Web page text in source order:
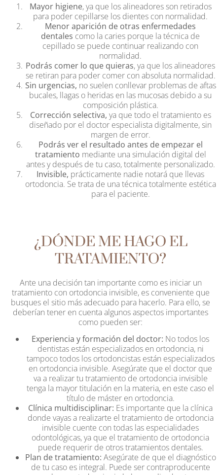
Mayor higiene, ya que los alineadores son retirados
para poder cepillarse los dientes con normalidad.
Menor aparición de otras enfermedades
dentales como la caries porque la técnica de
cepillado se puede continuar realizando con
normalidad.
Podrás comer lo que quieras, ya que los alineadores
se retiran para poder comer con absoluta normalidad.
Sin urgencias, no suelen conllevar problemas de aftas
bucales, llagas o heridas en las mucosas debido a su
composición plástica.
Corrección selectiva, ya que todo el tratamiento es
diseñado por el doctor especialista digitalmente, sin
margen de error.
Podrás ver el resultado antes de empezar el
tratamiento mediante una simulación digital del
antes y después de tu caso, totalmente personalizado.
Invisible, prácticamente nadie notará que llevas
ortodoncia. Se trata de una técnica totalmente estética
para el paciente.
¿DÓNDE ME HAGO EL
TRATAMIENTO?
Ante una decisión tan importante como es iniciar un
tratamiento con ortodoncia invisible, es conveniente que
busques el sitio más adecuado para hacerlo. Para ello, se
deberían tener en cuenta algunos aspectos importantes
como pueden ser:
Experiencia y formación del doctor: No todos los
dentistas están especializados en ortodoncia, ni
tampoco todos los ortodoncistas están especializados
en ortodoncia invisible. Asegúrate que el doctor que
va a realizar tu tratamiento de ortodoncia invisible
tenga la mayor titulación en la materia, en este caso el
título de máster en ortodoncia.
Clínica multidisciplinar: Es importante que la clínica
donde vayas a realizarte el tratamiento de ortodoncia
invisible cuente con todas las especialidades
odontológicas, ya que el tratamiento de ortodoncia
puede requerir de otros tratamientos dentales.
Plan de tratamiento: Asegúrate de que el diagnóstico
de tu caso es integral. Puede ser contraproducente